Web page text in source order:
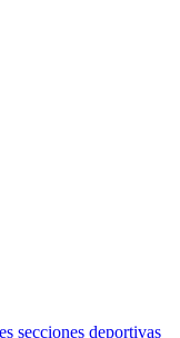
secciones deportivas